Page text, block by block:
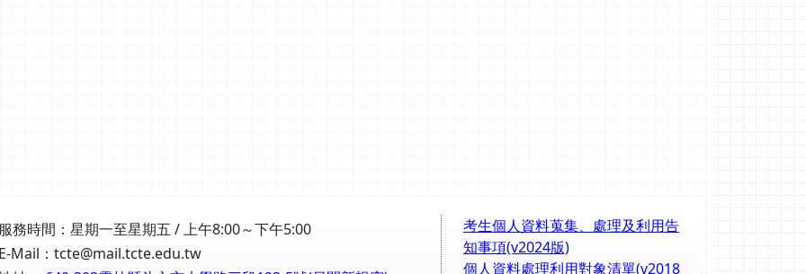
務時間：星期一至星期五 / 上午8:00～下午5:00
Mail：tcte@mail.tcte.edu.tw
考生個人資料蒐集、處理及利用告
知事項(v2024版)
個人資料處理利用對象清單(v2018